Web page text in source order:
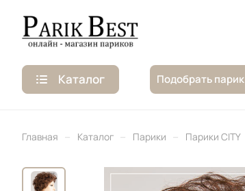
Каталог Подобрать парик
Главная – Каталог – Парики – Парики CITY